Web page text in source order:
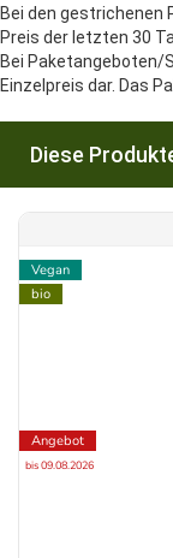
Bei den gestrichenen
Preis der letzten 30
Bei
Einzelpreis dar. Das
Diese
Vegan
bio
Angebot
bis 09.08.2026